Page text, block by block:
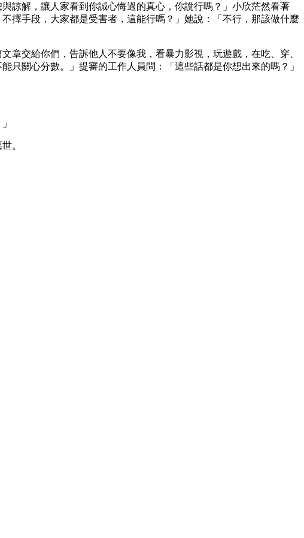
諒解，讓人家看到你誠心悔過的真心，你說行嗎？」小欣茫然看著
擇手段，大家都是受害者，這能行嗎？」她說：「不行，那該做什麼
章交給你們，告訴他人不要像我，看暴力影視，玩遊戲，在吃、穿、
只關心分數。」提審的工作人員問：「這些話都是你想出來的嗎？」
。